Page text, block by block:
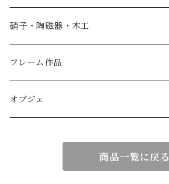
香箱
小物入れ
紙製品
硝子・陶磁器・木工
フレーム作品
オブジェ
商品一覧に戻る